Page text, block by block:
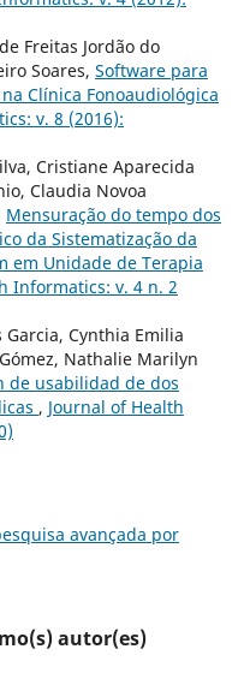
Freitas Jordão do
Soares, Software para
Clínica Fonoaudiológica
v. 8 (2016):
Cristiane Aparecida
Claudia Novoa
Mensuração do tempo dos
da Sistematização da
em Unidade de Terapia
Informatics: v. 4 n. 2
Cynthia Emilia
Nathalie Marilyn
de usabilidad de dos
, Journal of Health
avançada por
autor(es)